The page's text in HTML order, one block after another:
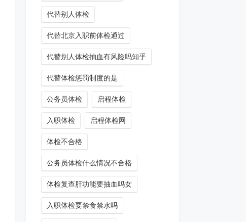
代替别人体检
代替北京入职前体检通过
代替别人体检抽血有风险吗知乎
代替体检惩罚制度的是
公务员体检 启程体检
入职体检 启程体检网
体检不合格
公务员体检什么情况不合格
体检复查肝功能要抽血吗女
入职体检要禁食禁水吗